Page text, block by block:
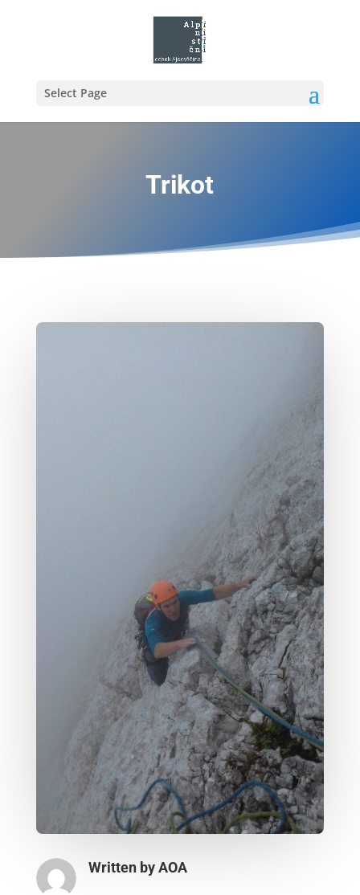
Select Page
Trikot
Written byAOA